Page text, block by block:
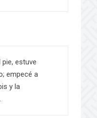
estuve
empecé a
y la